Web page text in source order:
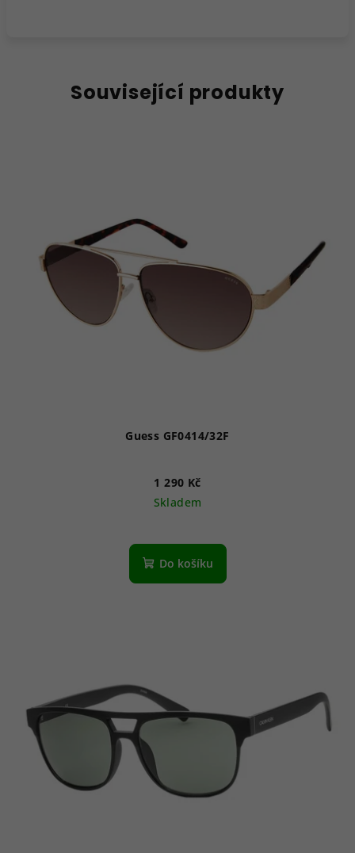
Související produkty
Guess GF0414/32F
1 290 Kč
Skladem
Do košíku